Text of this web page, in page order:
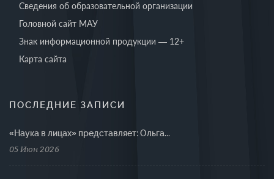
Сведения об образовательной организации
Головной сайт МАУ
Знак информационной продукции — 12+
Карта сайта
ПОСЛЕДНИЕ ЗАПИСИ
«Наука в лицах» представляет: Ольга...
05 Июн 2026